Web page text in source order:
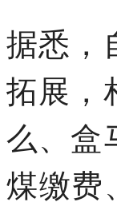
据悉，
拓展，
么、盒
煤缴费